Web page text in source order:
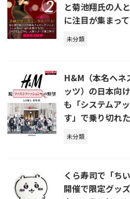
と菊池翔氏の人
に注目が集まっ
未分類
H&M（本名へネ
ッツ）の日本向
も「システムア
す」で乗り切れ
未分類
くら寿司で「ち
開催で限定グッ